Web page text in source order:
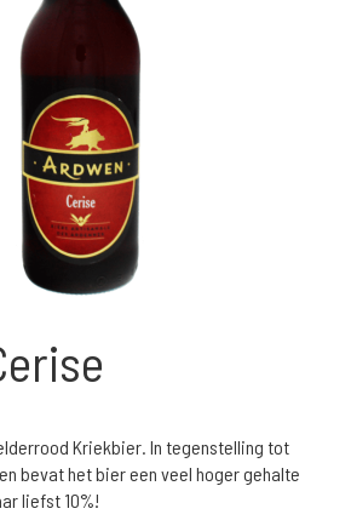
Kriekbier. In tegenstelling tot
bevat het bier een veel hoger gehalte
liefst 10%!